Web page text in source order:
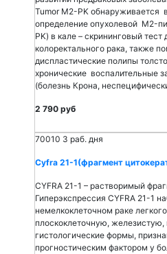
Tumor M2-PK обнаруживается
определение опухолевой M2-
PK) в кале – скрининговый
колоректального рака, также
диспластические полипы
хронические воспалительные
(болезнь Крона,
2 790 руб
70010 3 раб. дня
Cyfra 21-1(фрагмент
CYFRA 21-1 – растворимый
Гиперэкспрессия CYFRA 21-1
немелкоклеточном раке
плоскоклеточную, железистую,
гистологические формы,
прогностическим фактором у